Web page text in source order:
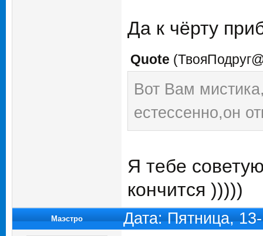
Да к чёрту
Quote (
Вот Вам
естессенно,он
Я тебе
кончится )))))
Маэстро Дата: Пятница,